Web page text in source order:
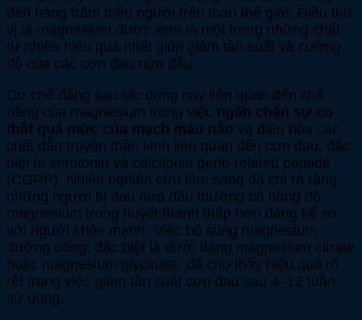
đến hàng trăm triệu người trên toàn thế giới. Điều thú
vị là magnesium được xem là một trong những chất
tự nhiên hiệu quả nhất giúp giảm tần suất và cường
độ của các cơn đau nửa đầu.
Cơ chế đằng sau tác dụng này liên quan đến khả
năng của magnesium trong việc ngăn chặn sự co
thắt quá mức của mạch máu não và điều hòa các
chất dẫn truyền thần kinh liên quan đến cơn đau, đặc
biệt là serotonin và calcitonin gene-related peptide
(CGRP). Nhiều nghiên cứu lâm sàng đã chỉ ra rằng
những người bị đau nửa đầu thường có nồng độ
magnesium trong huyết thanh thấp hơn đáng kể so
với người khỏe mạnh. Việc bổ sung magnesium
đường uống, đặc biệt là dưới dạng magnesium citrate
hoặc magnesium glycinate, đã cho thấy hiệu quả rõ
rệt trong việc giảm tần suất cơn đau sau 4–12 tuần
sử dụng.